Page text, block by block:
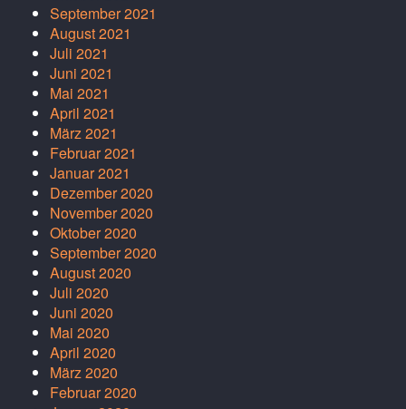
September 2021
August 2021
Juli 2021
Juni 2021
Mai 2021
April 2021
März 2021
Februar 2021
Januar 2021
Dezember 2020
November 2020
Oktober 2020
September 2020
August 2020
Juli 2020
Juni 2020
Mai 2020
April 2020
März 2020
Februar 2020